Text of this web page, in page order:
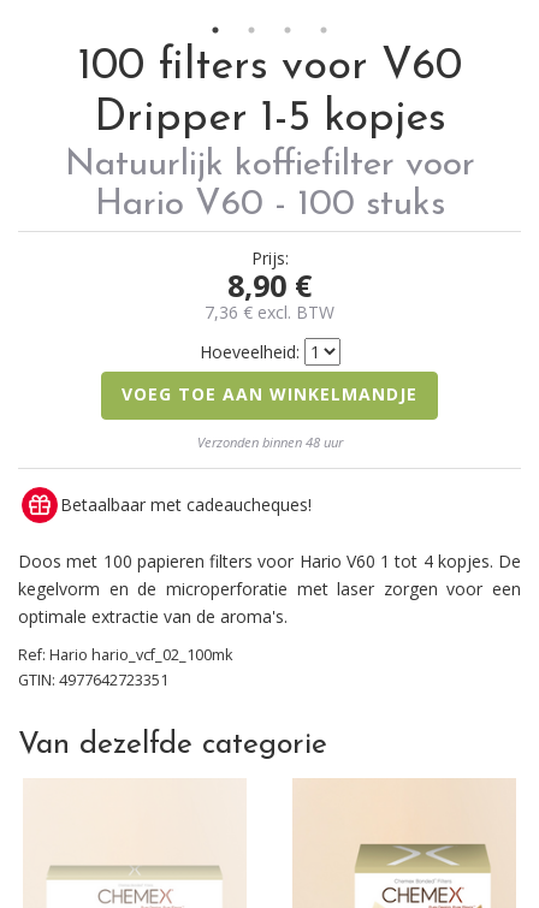
100 filters voor V60
Dripper 1-5 kopjes
Natuurlijk koffiefilter voor
Hario V60 - 100 stuks
Prijs:
8,90 €
7,36 € excl. BTW
Hoeveelheid:
VOEG TOE AAN WINKELMANDJE
Verzonden binnen 48 uur
Betaalbaar met cadeaucheques!
Doos met 100 papieren filters voor Hario V60 1 tot 4 kopjes. De
kegelvorm en de microperforatie met laser zorgen voor een
optimale extractie van de aroma's.
Ref: Hario hario_vcf_02_100mk
GTIN: 4977642723351
Van dezelfde categorie